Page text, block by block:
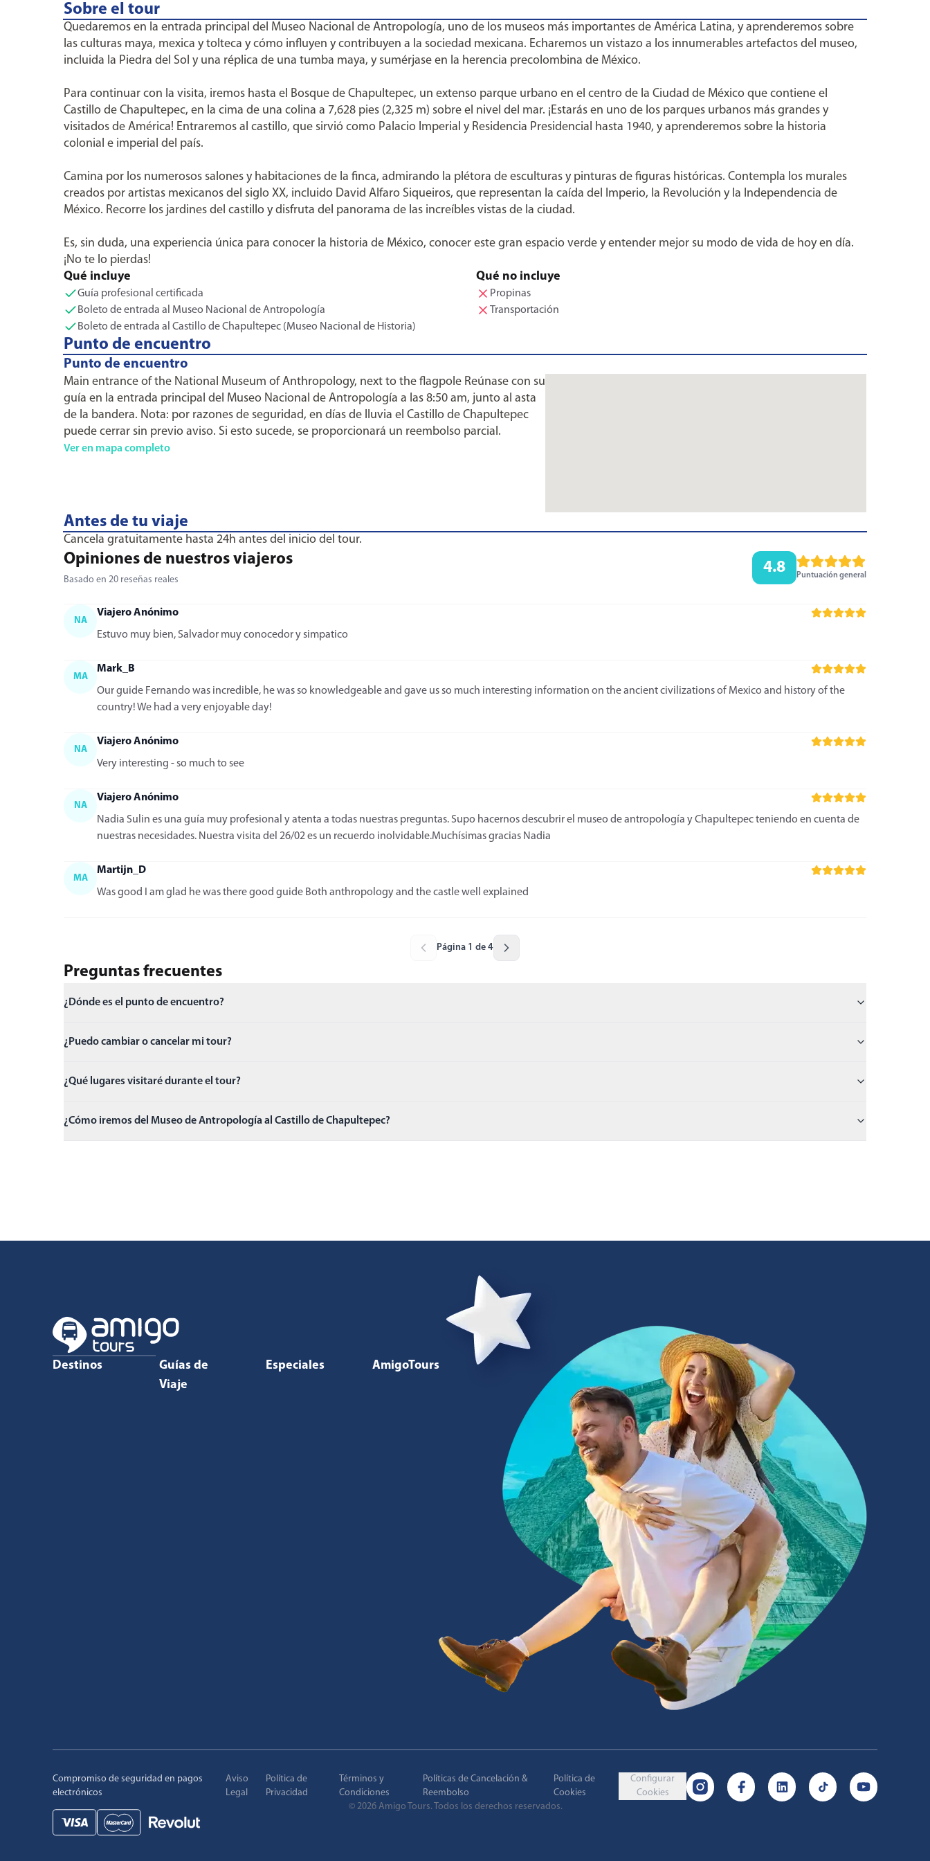
Sobre el tour
Quedaremos en la entrada principal del Museo Nacional de Antropología, uno de los museos más importantes de América Latina, y aprenderemos sobre
las culturas maya, mexica y tolteca y cómo influyen y contribuyen a la sociedad mexicana. Echaremos un vistazo a los innumerables artefactos del museo,
incluida la Piedra del Sol y una réplica de una tumba maya, y sumérjase en la herencia precolombina de México.
Para continuar con la visita, iremos hasta el Bosque de Chapultepec, un extenso parque urbano en el centro de la Ciudad de México que contiene el
Castillo de Chapultepec, en la cima de una colina a 7,628 pies (2,325 m) sobre el nivel del mar. ¡Estarás en uno de los parques urbanos más grandes y
visitados de América! Entraremos al castillo, que sirvió como Palacio Imperial y Residencia Presidencial hasta 1940, y aprenderemos sobre la historia
colonial e imperial del país.
Camina por los numerosos salones y habitaciones de la finca, admirando la plétora de esculturas y pinturas de figuras históricas. Contempla los murales
creados por artistas mexicanos del siglo XX, incluido David Alfaro Siqueiros, que representan la caída del Imperio, la Revolución y la Independencia de
México. Recorre los jardines del castillo y disfruta del panorama de las increíbles vistas de la ciudad.
Es, sin duda, una experiencia única para conocer la historia de México, conocer este gran espacio verde y entender mejor su modo de vida de hoy en día.
¡No te lo pierdas!
Qué incluye
Guía profesional certificada
Boleto de entrada al Museo Nacional de Antropología
Boleto de entrada al Castillo de Chapultepec (Museo Nacional de Historia)
Qué no incluye
Propinas
Transportación
Punto de encuentro
Punto de encuentro
Main entrance of the National Museum of Anthropology, next to the flagpole Reúnase con su
guía en la entrada principal del Museo Nacional de Antropología a las 8:50 am, junto al asta
de la bandera. Nota: por razones de seguridad, en días de lluvia el Castillo de Chapultepec
puede cerrar sin previo aviso. Si esto sucede, se proporcionará un reembolso parcial.
Ver en mapa completo
Antes de tu viaje
Cancela gratuitamente hasta 24h antes del inicio del tour.
Opiniones de nuestros viajeros
Basado en 20 reseñas reales
4.8 Puntuación general
NA
Viajero Anónimo
Estuvo muy bien, Salvador muy conocedor y simpatico
MA
Mark_B
Our guide Fernando was incredible, he was so knowledgeable and gave us so much interesting information on the ancient civilizations of Mexico and history of the
country! We had a very enjoyable day!
NA
Viajero Anónimo
Very interesting - so much to see
NA
Viajero Anónimo
Nadia Sulin es una guía muy profesional y atenta a todas nuestras preguntas. Supo hacernos descubrir el museo de antropología y Chapultepec teniendo en cuenta de
nuestras necesidades. Nuestra visita del 26/02 es un recuerdo inolvidable.Muchísimas gracias Nadia
MA
Martijn_D
Was good I am glad he was there good guide Both anthropology and the castle well explained
Página 1 de 4
Preguntas frecuentes
¿Dónde es el punto de encuentro?
¿Puedo cambiar o cancelar mi tour?
¿Qué lugares visitaré durante el tour?
¿Cómo iremos del Museo de Antropología al Castillo de Chapultepec?
Destinos
Guías de
Viaje
Especiales AmigoTours
Compromiso de seguridad en pagos
electrónicos
Aviso
Legal
Política de
Privacidad
Términos y
Condiciones
Políticas de Cancelación &
Reembolso
Política de
Cookies
Configurar
Cookies
©2026 Amigo Tours. Todos los derechos reservados.